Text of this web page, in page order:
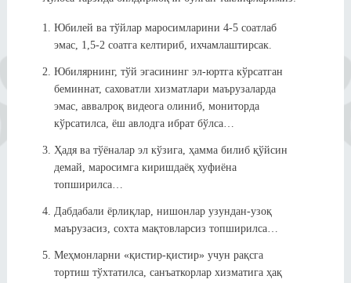
Юбилей ва тўйлар маросимларини 4-5 соатлаб
эмас, 1,5-2 соатга келтириб, ихчамлаштирсак.
Юбилярнинг, тўй эгасининг эл-юртга кўрсатган
беминнат, саховатли хизматлари маърузаларда
эмас, аввалроқ видеога олиниб, мониторда
кўрсатилса, ёш авлодга ибрат бўлса…
Ҳадя ва тўёналар эл кўзига, ҳамма билиб қўйсин
демай, маросимга киришдаёқ хуфиёна
топширилса…
Дабдабали ёрлиқлар, нишонлар узундан-узоқ
маърузасиз, сохта мақтовларсиз топширилса…
Меҳмонларни «қистир-қистир» учун рақсга
тортиш тўхтатилса, санъаткорлар хизматига ҳақ